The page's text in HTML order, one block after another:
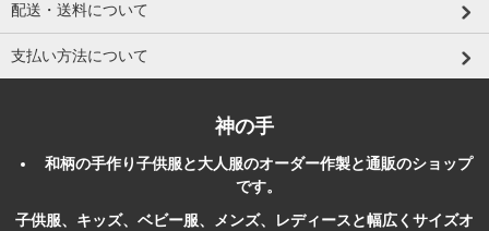
配送・送料について
支払い方法について
神の手
和柄の手作り子供服と大人服のオーダー作製と通販のショップ
です。
子供服、キッズ、ベビー服、メンズ、レディースと幅広くサイズオ